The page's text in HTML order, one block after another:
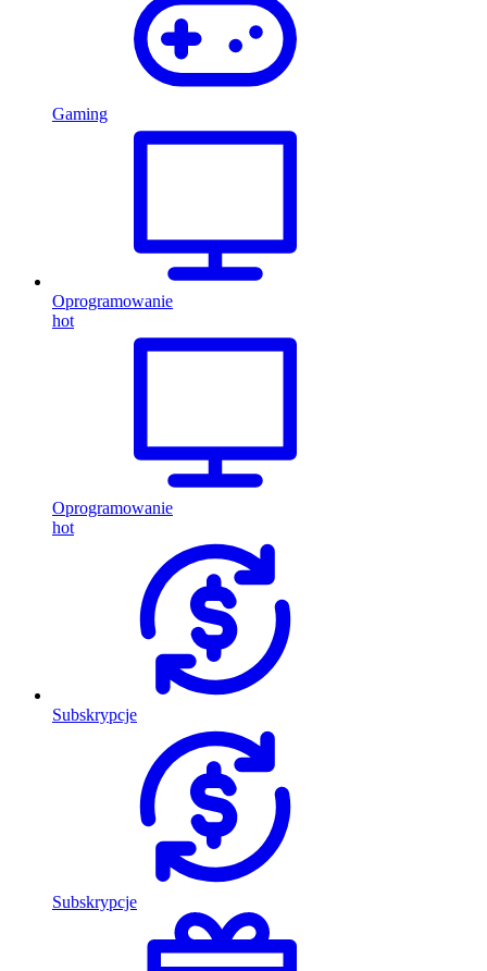
Gaming
Oprogramowanie
hot
Oprogramowanie
hot
Subskrypcje
Subskrypcje